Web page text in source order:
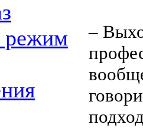
режим
–